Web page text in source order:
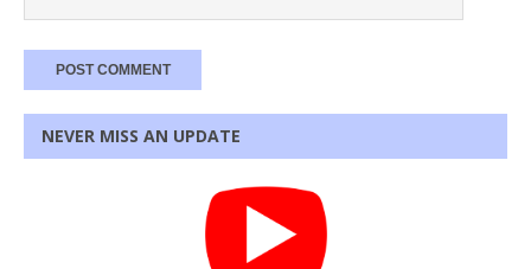
NEVER MISS AN UPDATE